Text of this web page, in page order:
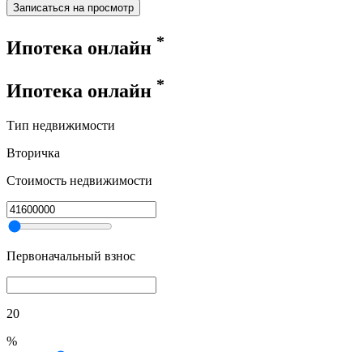
Записаться на просмотр
Ипотека онлайн *
Ипотека онлайн *
Тип недвижимости
Вторичка
Стоимость недвижимости
Первоначальный взнос
20
%